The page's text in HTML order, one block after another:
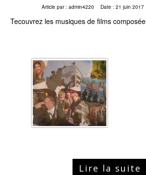
Article par : admin4220 Date : 21 juin 2017
Tecouvrez les musiques de films
Lire la suite